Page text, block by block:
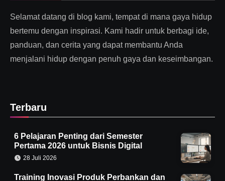
Selamat datang di blog kami, tempat di mana gaya hidup
bertemu dengan inspirasi. Kami hadir untuk berbagi ide,
panduan, dan cerita yang dapat membantu Anda
menjalani hidup dengan penuh gaya dan keseimbangan.
Terbaru
6 Pelajaran Penting dari Semester
Pertama 2026 untuk Bisnis Digital
28 Juli 2026
Training Inovasi Produk Perbankan dan